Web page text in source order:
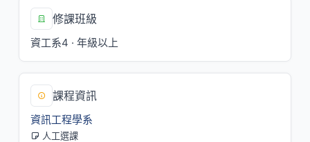
修課班級
資工系4 · 年級以上
課程資訊
資訊工程學系
人工選課